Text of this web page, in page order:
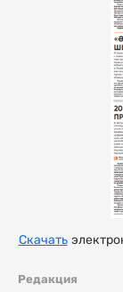
Редакция
Скачать